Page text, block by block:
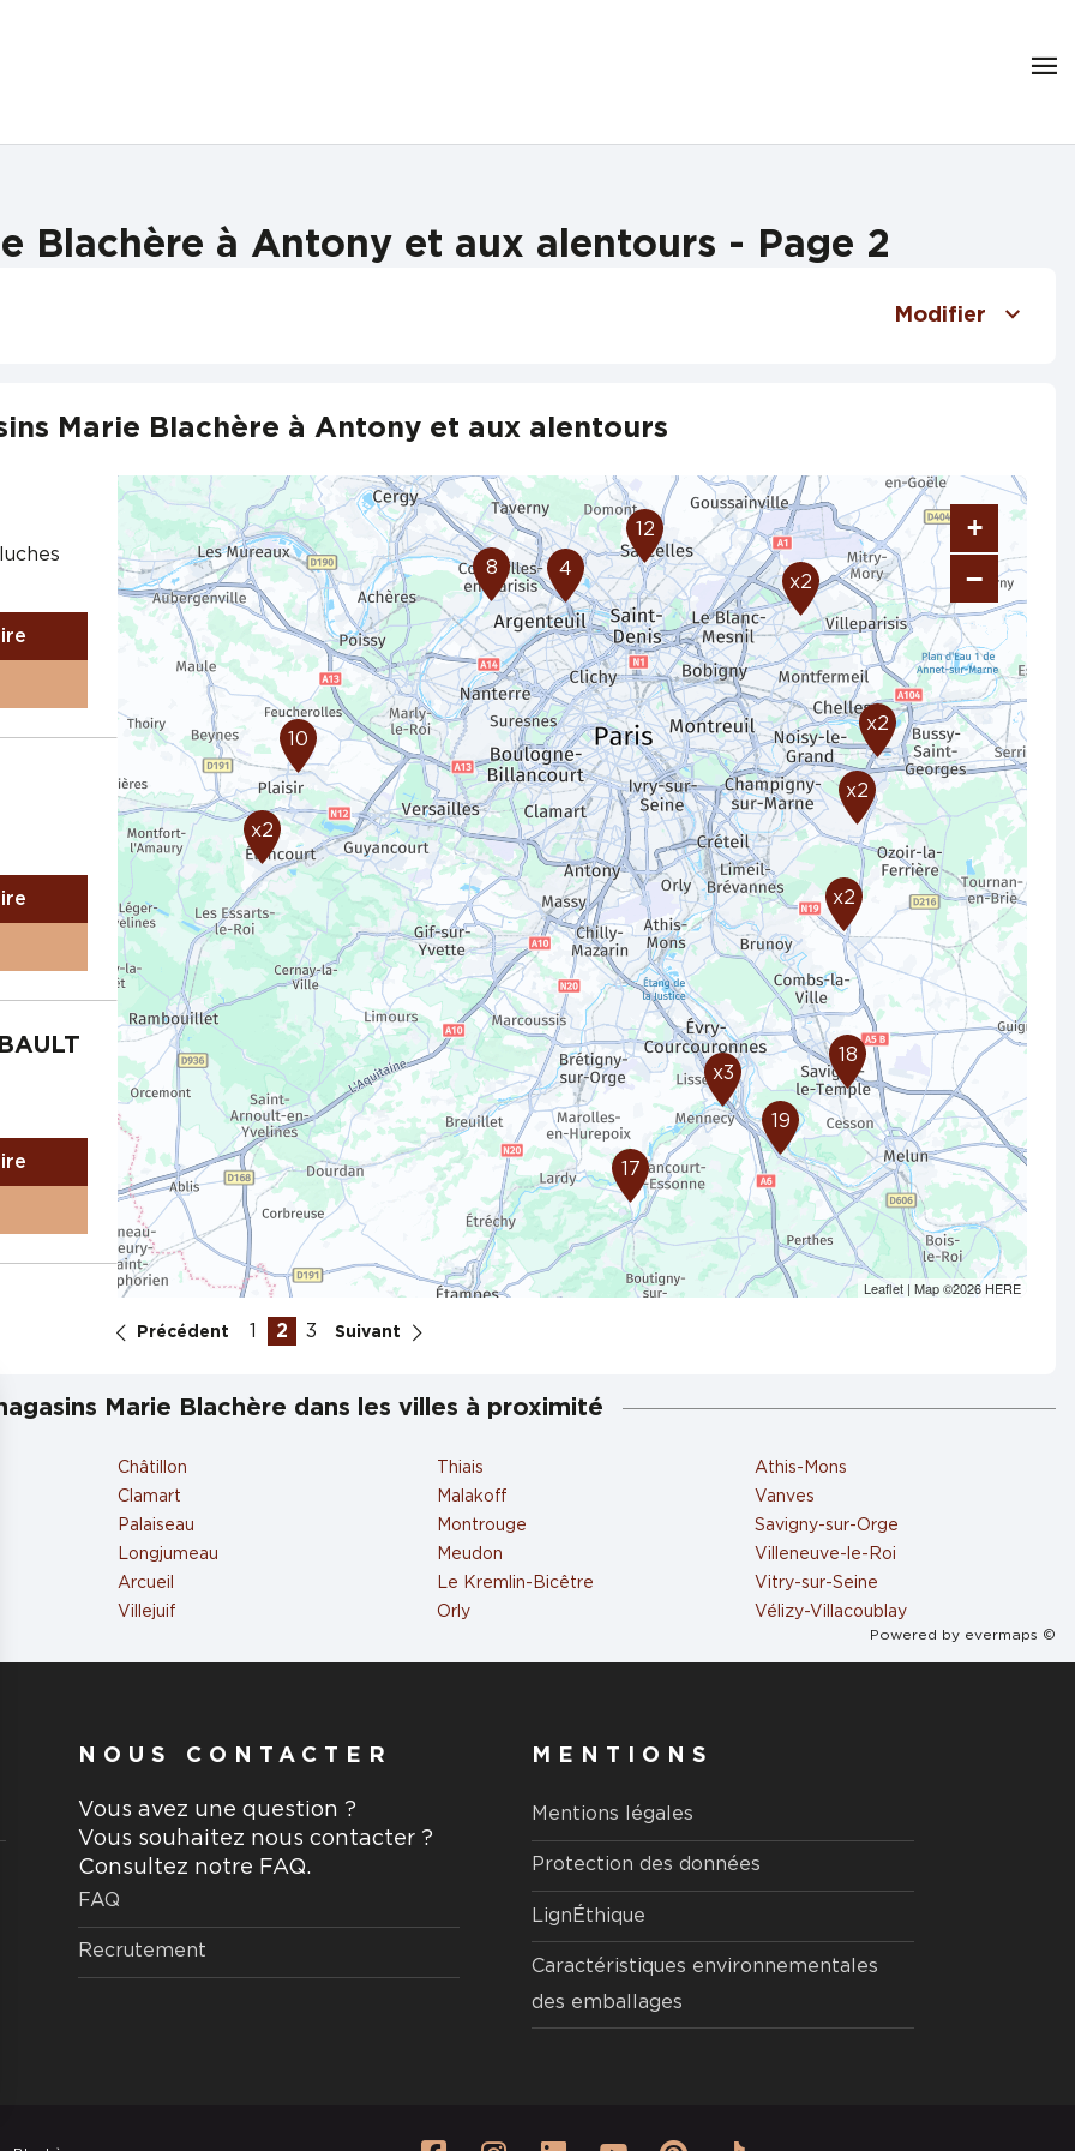
Blachère à Antony et aux alentours - Page 2
Modifier
Marie Blachère à Antony et aux alentours
x2
10
x2
12
8
4
18
17
19
x3
x2
x2
x2
+
−
Leaflet| Map ©2026HERE
Précédent 1 2 3 Suivant
Marie Blachère dans les villes à proximité
Châtillon
Clamart
Palaiseau
Longjumeau
Arcueil
Villejuif
Thiais
Malakoff
Montrouge
Meudon
Le Kremlin-Bicêtre
Orly
Athis-Mons
Vanves
Savigny-sur-Orge
Villeneuve-le-Roi
Vitry-sur-Seine
Vélizy-Villacoublay
Powered by evermaps ©
NOUS CONTACTER
Vous avez une question ?
Vous souhaitez nous contacter ?
Consultez notre FAQ.
FAQ
Recrutement
MENTIONS
Mentions légales
Protection des données
LignÉthique
Caractéristiques environnementales
des emballages